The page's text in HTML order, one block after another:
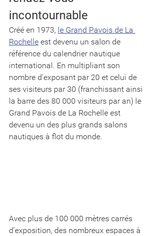
incontournable
Créé en 1973, le Grand Pavois de La
Rochelle est devenu un salon de
référence du calendrier nautique
international. En multipliant son
nombre d’exposant par 20 et celui de
ses visiteurs par 30 (franchissant ainsi
la barre des 80 000 visiteurs par an) le
Grand Pavois de La Rochelle est
devenu un des plus grands salons
nautiques à flot du monde.
Avec plus de 100 000 mètres carrés
d’exposition, des nombreux espaces à